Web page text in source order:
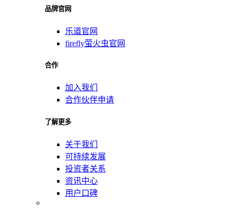
品牌官网
乐道官网
firefly萤火虫官网
合作
加入我们
合作伙伴申请
了解更多
关于我们
可持续发展
投资者关系
资讯中心
用户口碑